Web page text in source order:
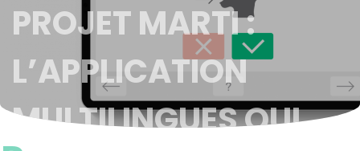
PROJET MARTI :
L’APPLICATION
MULTILINGUES QUI